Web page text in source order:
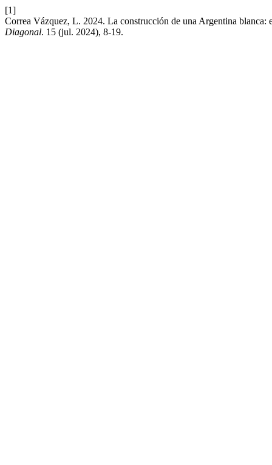
[1]
Correa Vázquez, L. 2024. La construcción de una Argentina
Diagonal. 15 (jul. 2024), 8-19.